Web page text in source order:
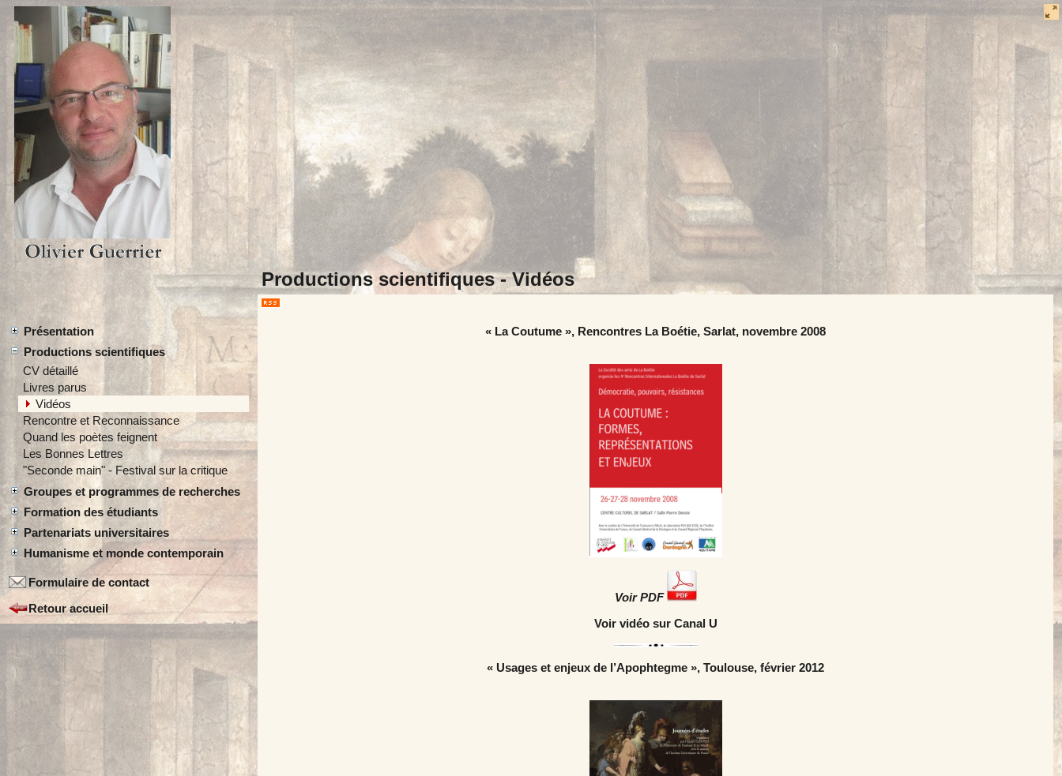
Présentation
Productions scientifiques
CV détaillé
Livres parus
Vidéos
Rencontre et Reconnaissance
Quand les poètes feignent
Les Bonnes Lettres
"Seconde main" - Festival sur la critique
Groupes et programmes de recherches
Formation des étudiants
Partenariats universitaires
Humanisme et monde contemporain
Formulaire de contact
Retour accueil
Productions scientifiques -Vidéos
« La Coutume », Rencontres La Boétie, Sarlat, novembre 2008
Voir PDF
Voir vidéo sur Canal U
« Usages et enjeux de l’Apophtegme », Toulouse, février 2012